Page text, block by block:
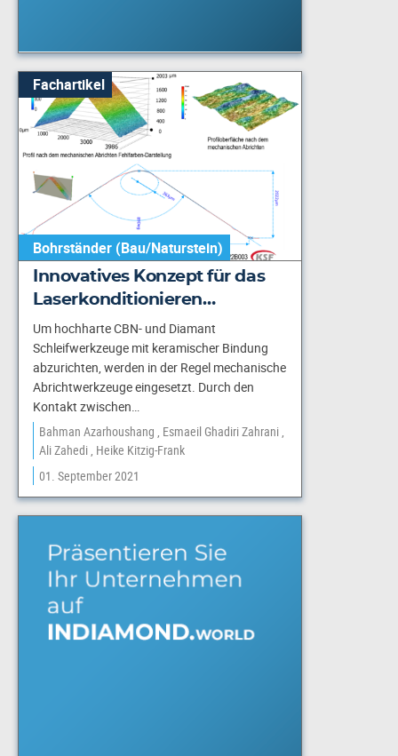
Fachartikel
Bohrständer (Bau/Naturstein)
Innovatives Konzept für das
Laserkonditionieren…
Um hochharte CBN- und Diamant
Schleifwerkzeuge mit keramischer Bindung
abzurichten, werden in der Regel mechanische
Abrichtwerkzeuge eingesetzt. Durch den
Kontakt zwischen…
Bahman Azarhoushang Esmaeil Ghadiri Zahrani
Ali Zahedi Heike Kitzig-Frank
01. September 2021